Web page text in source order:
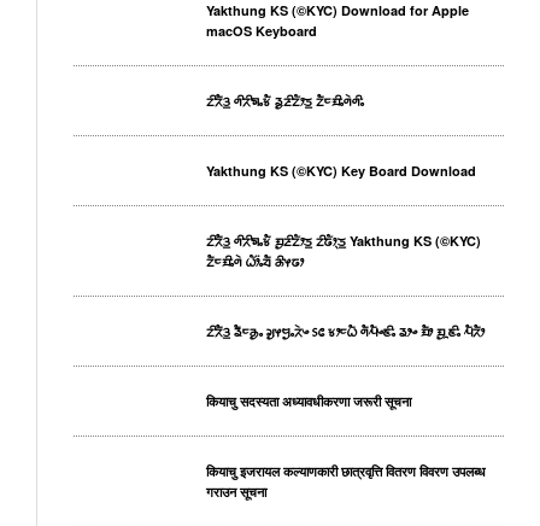
Yakthung KS (©KYC) Download for Apple
macOS Keyboard
ᤁᤡᤖᤠᤋ᤻ ᤛᤡᤖᤡᤈᤱᤃᤠ ᤕᤢᤏᤡᤁᤥᤍ᤻ ᤁᤠᤰᤀᤡᤱᤛᤧᤛᤡᤱ
Yakthung KS (©KYC) Key Board Download
ᤁᤡᤖᤠᤋ᤻ ᤛᤡᤖᤡᤈᤱᤃᤠ ᤀᤢᤏᤡᤁᤥᤍ᤻ ᤁᤡᤒᤥᤷᤍ᤻ Yakthung KS (©KYC)
ᤁᤠᤰᤀᤡᤱᤛᤧ ᤐᤥ᤺ᤱᤔᤠ ᤌᤡᤶᤒᤣ
ᤁᤡᤖᤠᤋ᤻ ᤕᤠᤰᤌᤢᤱ ᤆᤢᤶᤗᤢᤱᤖᤧᤴ ᥉᥋ ᤃᤣᤰᤐᤠ ᤛᤠᤘᤠᤴᤇᤡᤱ ᤕᤣᤴ ᤀᤠᤣ ᤀᤢᤳᤇᤡᤱ ᤘᤠᤖᤠᤣ
कियाचु सदस्यता अध्यावधीकरणा जरूरी सूचना
कियाचु इजरायल कल्याणकारी छात्रवृत्ति वितरण विवरण उपलब्ध
गराउन सूचना